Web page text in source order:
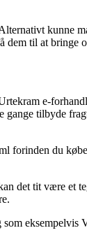
kunne
dem til at bringe
e-
gange tilbyde
forinden du
det tit være et
som eksempelvis